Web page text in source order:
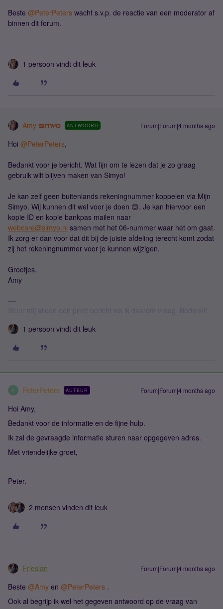
Beste ​ @PeterPeters wacht s.v.p. de reactie van een moderator af
binnen dit forum.
1 persoon vindt dit leuk
Amy ANTWOORD Forum|Forum|4 months ago
Hoi ​ @PeterPeters,
Bedankt voor je bericht. Wat fijn om te lezen dat je zo graag
gebruik wilt blijven maken van Simyo!
Je kan zelf geen buitenlands rekeningnummer koppelen via Mijn
Simyo. Wij kunnen dit wel voor je doen 😊. Je kan hiervoor een
kopie ID en kopie bankpas mailen naar
webcare@simyo.nl samen met het 06-nummer waar het om gaat.
Ik zorg er dan voor dat dit bij de juiste afdeling terecht komt zodat
zij het rekeningnummer voor je kunnen wijzigen.
Groetjes,
Amy
1 persoon vindt dit leuk
P PeterPeters AUTEUR Forum|Forum|4 months ago
Hoi Amy,
Bedankt voor de informatie en de fijne hulp.
Ik zal de gevraagde informatie sturen naar opgegeven adres.
Met vriendelijke groet,
Peter.
2 mensen vinden dit leuk
Friesian Forum|Forum|4 months ago
Beste ​ @Amy en ​ @PeterPeters .
Ook al begrijp ik wel het gegeven antwoord op de vraag van